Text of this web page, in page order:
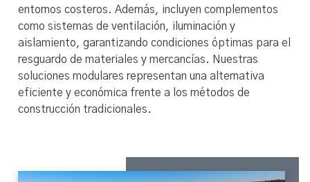
entornos costeros. Además, incluyen complementos
como sistemas de ventilación, iluminación y
aislamiento, garantizando condiciones óptimas para el
resguardo de materiales y mercancías. Nuestras
soluciones modulares representan una alternativa
eficiente y económica frente a los métodos de
construcción tradicionales.